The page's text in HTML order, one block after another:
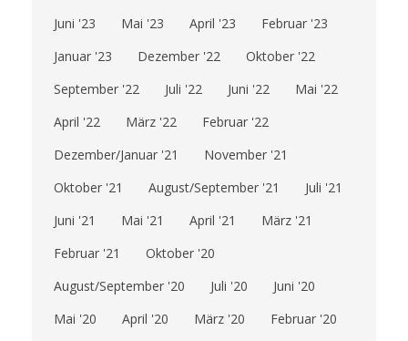
Juni '23
Mai '23 April '23
Februar '23
Januar '23
Dezember '22
Oktober '22
September '22
Juli '22 Juni '22
Mai '22
April '22
März '22
Februar '22
Dezember/Januar '21
November '21
Oktober '21
August/September '21
Juli '21
Juni '21
Mai '21 April '21
März '21
Februar '21
Oktober '20
August/September '20
Juli '20
Juni '20
Mai '20
April '20 März '20
Februar '20